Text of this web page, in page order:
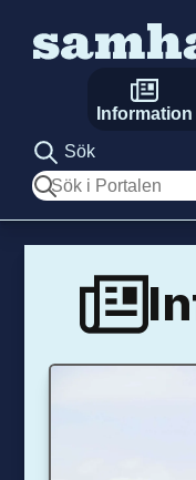
Information
Sök
Sök